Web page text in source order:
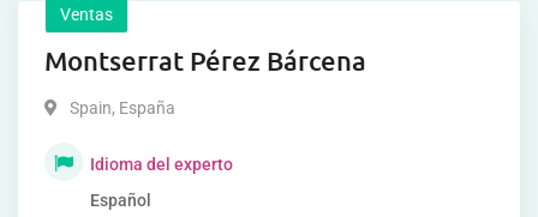
Ventas
Montserrat Pérez Bárcena
Spain, España
Idioma del experto
Español